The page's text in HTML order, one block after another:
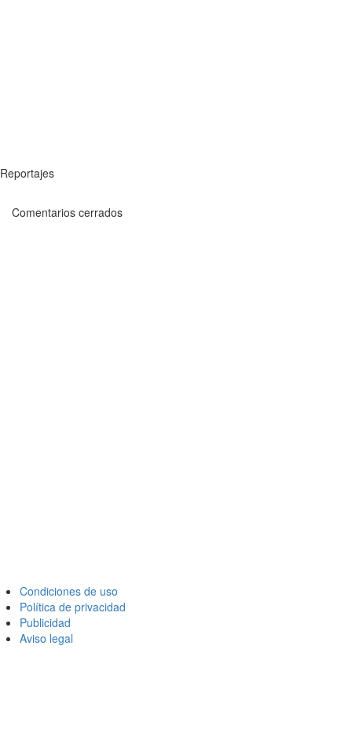
Reportajes
Comentarios cerrados
Condiciones de uso
Política de privacidad
Publicidad
Aviso legal